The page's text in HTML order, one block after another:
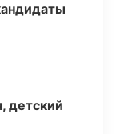
детский